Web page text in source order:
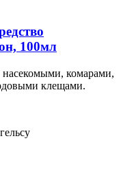
100мл
комарами,
клещами.